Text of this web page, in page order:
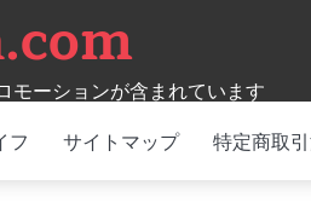
モーションが含まれています
フ サイトマップ 特定商取